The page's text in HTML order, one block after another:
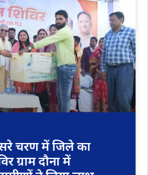
चरण में जिले का
ग्राम दौना में